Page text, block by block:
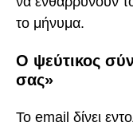
το μήνυμα.
Ο ψεύτικος
σας»
Το email δίνει